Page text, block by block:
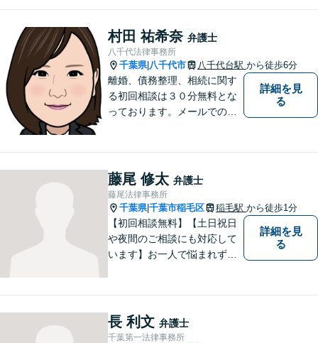
すいパートナーを目指してい
ます。【元裁判官の弁護士も
在籍】企業法務を中心に、個
人案件にも対応
村田 祐希奈 弁護士
八千代法律事務所
千葉県| 八千代市 八千代台駅 から徒歩6分
離婚、債務整理、相続に関す
る初回相談は３０分無料とな
っております。メールでのご
詳細を見
る
藤尾 修太 弁護士
藤尾法律事務所
千葉県|千葉市稲毛区 稲毛駅 から徒歩1分
【初回相談無料】【土日祝日
や夜間のご相談にも対応して
います】お一人で悩まれず、
詳細を見
る
長 利文 弁護士
千葉第一法律事務所